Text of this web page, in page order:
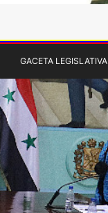
GACETA LEGISLATIVA